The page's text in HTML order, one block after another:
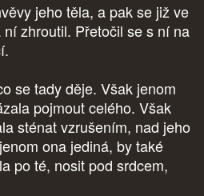
jeho těla, a pak se již ve
zhroutil. Přetočil se s ní na
se tady děje. Však jenom
pojmout celého. Však
sténat vzrušením, nad jeho
ona jediná, by také
po té, nosit pod srdcem,